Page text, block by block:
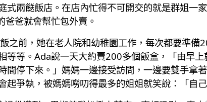
式兩餸飯店。在店內忙得不可開交的就是群姐一
爸就會幫忙包外賣。
之前，她在老人院和幼稚園工作，每次都要準備
等等。Ada說一天大約賣200多個飯盒，「由早
間停下來。」媽媽一邊接受訪問，一邊要雙手拿
起爭執，被媽媽嘮叨得最多的姐姐就笑說：「自